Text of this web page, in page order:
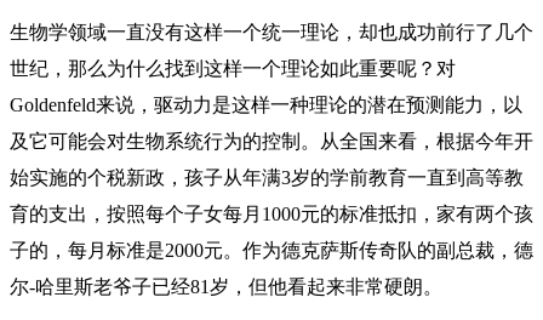
生物学领域一直没有这样一个统一理论，却也成功前行了几个
世纪，那么为什么找到这样一个理论如此重要呢？对
Goldenfeld来说，驱动力是这样一种理论的潜在预测能力，以
及它可能会对生物系统行为的控制。从全国来看，根据今年开
始实施的个税新政，孩子从年满3岁的学前教育一直到高等教
育的支出，按照每个子女每月1000元的标准抵扣，家有两个孩
子的，每月标准是2000元。作为德克萨斯传奇队的副总裁，德
尔-哈里斯老爷子已经81岁，但他看起来非常硬朗。